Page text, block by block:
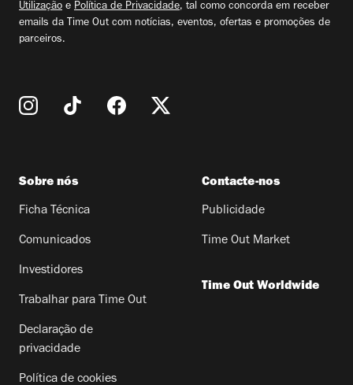
Utilização e Política de Privacidade, tal como concorda em receber
emails da Time Out com notícias, eventos, ofertas e promoções de
parceiros.
Sobre nós
Ficha Técnica
Comunicados
Investidores
Trabalhar para Time Out
Declaração de
privacidade
Política de cookies
Contacte-nos
Publicidade
Time Out Market
Time Out Worldwide